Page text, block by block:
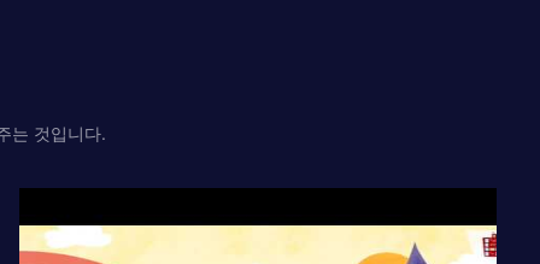
는 것입니다.